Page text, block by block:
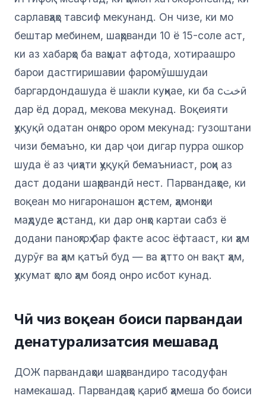
сарлавҳаҳо тавсиф мекунанд. Он чизе, ки мо
бештар мебинем, шаҳрванди 10 ё 15-соле аст,
ки аз хабарҳо ба ваҳшат афтода, хотираашро
барои дастгиришавии фаромӯшшудаи
баргардондашуда ё шакли куҳнае, ки ба сختӣ
дар ёд дорад, мекова мекунад. Воқеияти
ҳуқуқӣ одатан онҳоро ором мекунад: гузоштани
чизи бемаъно, ки дар ҷои дигар пурра ошкор
шуда ё аз ҷиҳати ҳуқуқӣ бемаъниаст, роҳи аз
даст додани шаҳрвандӣ нест. Парвандаҳое, ки
воқеан мо нигаронашон ҳастем, ҳамонҳои
маҳдуде ҳастанд, ки дар онҳо картаи сабз ё
додани паноҳгоҳ бар факте асос ёфтааст, ки ҳам
дурӯғ ва ҳам қатъӣ буд — ва ҳатто он вақт ҳам,
ҳукумат ҳоло ҳам бояд онро исбот кунад.
Чӣ чиз воқеан боиси парвандаи
денатурализатсия мешавад
ДОЖ парвандаҳои шаҳрвандиро тасодуфан
намекашад. Парвандаҳо қариб ҳамеша бо боиси